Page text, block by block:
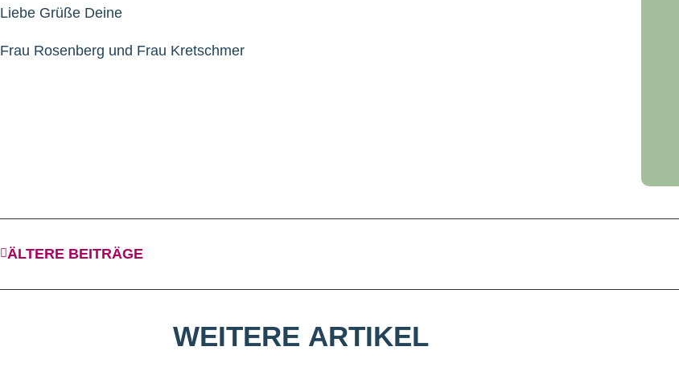
Liebe Grüße Deine
Frau Rosenberg und Frau Kretschmer
ÄLTERE BEITRÄGE
WEITERE ARTIKEL